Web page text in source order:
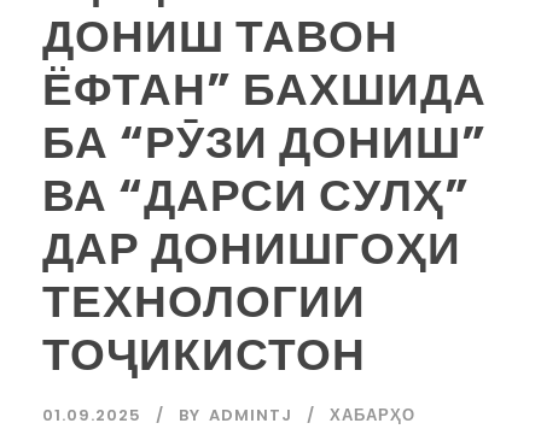
ДОНИШ ТАВОН
ЁФТАН” БАХШИДА
БА “РӮЗИ ДОНИШ”
ВА “ДАРСИ СУЛҲ”
ДАР ДОНИШГОҲИ
ТЕХНОЛОГИИ
ТОҶИКИСТОН
01.09.2025 BY ADMINTJ ХАБАРҲО